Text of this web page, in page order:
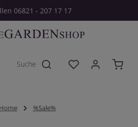
06821 - 207 17 17
Du hast 0
Home %Sale%